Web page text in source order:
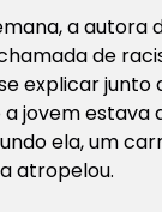
a autora
de
explicar junto
jovem estava
ela, um
atropelou.